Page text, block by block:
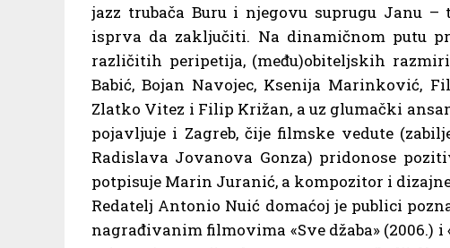
jazz trubača Buru i njegovu suprugu Janu
isprva da zaključiti. Na dinamičnom putu
različitih peripetija, (među)obiteljskih
Babić, Bojan Navojec, Ksenija Marinković,
Zlatko Vitez i Filip Križan, a uz glumački
pojavljuje i Zagreb, čije filmske vedute
Radislava Jovanova Gonza) pridonose
potpisuje Marin Juranić, a kompozitor i
Redatelj Antonio Nuić domaćoj je publici
nagrađivanim filmovima «Sve džaba» (2006.)